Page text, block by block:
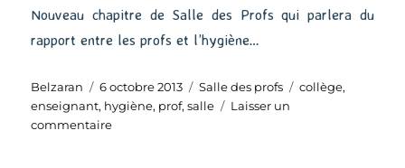
Nouveau chapitre de Salle des Profs qui parlera du
rapport entre les profs et l’hygiène…
Auteur
Belzaran
Publié
le
6 octobre 2013 Catégories
Salle des profs Étiquettes
collège,
enseignant, hygiène, prof,salle
Laisser un
commentairesur